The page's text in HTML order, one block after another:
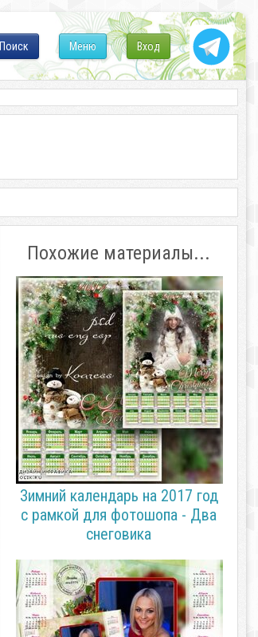
Вход
Меню
Поиск
Похожие материалы...
Зимний календарь на 2017 год
с рамкой для фотошопа - Два
снеговика